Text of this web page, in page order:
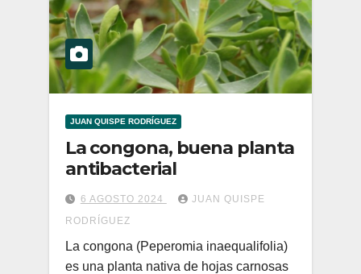
JUAN QUISPE RODRÍGUEZ
La congona, buena planta
antibacterial
6 AGOSTO 2024
JUAN QUISPE
RODRÍGUEZ
La congona (Peperomia inaequalifolia)
es una planta nativa de hojas carnosas